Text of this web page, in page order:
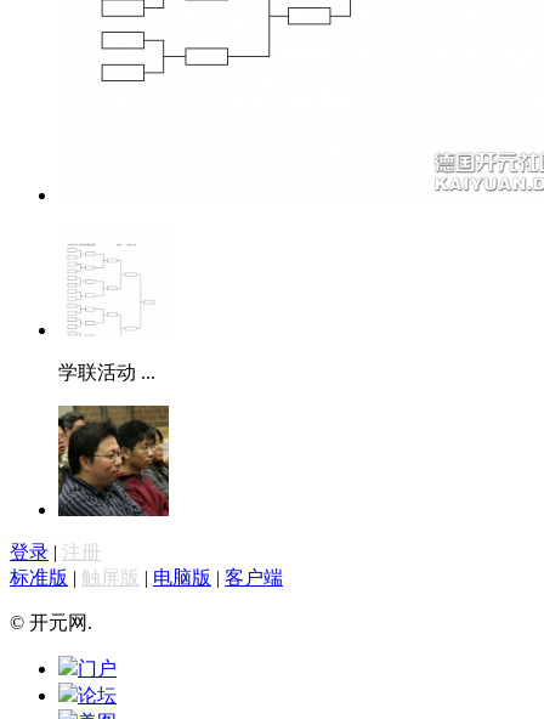
学联活动 ...
登录 | 注册
标准版 | 触屏版 | 电脑版 | 客户端
© 开元网.
门户
论坛